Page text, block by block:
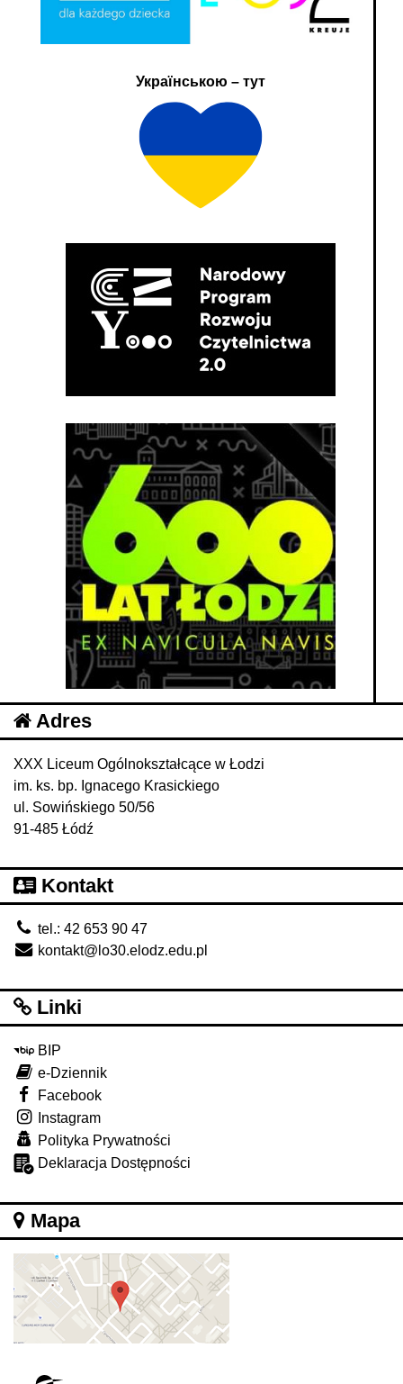
Українською – тут
Adres
XXX Liceum Ogólnokształcące w Łodzi
im. ks. bp. Ignacego Krasickiego
ul. Sowińskiego 50/56
91-485 Łódź
Kontakt
tel.: 42 653 90 47
kontakt@lo30.elodz.edu.pl
Linki
BIP
e-Dziennik
Facebook
Instagram
Polityka Prywatności
Deklaracja Dostępności
Mapa